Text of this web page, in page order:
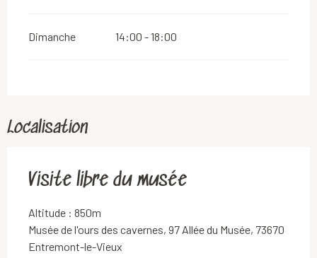
Dimanche 14:00 - 18:00
Localisation
Visite libre du musée
Altitude : 850m
Musée de l'ours des cavernes, 97 Allée du Musée, 73670
Entremont-le-Vieux